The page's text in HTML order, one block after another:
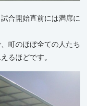
合開始直前には満席に
町のほぼ全ての人たち
るほどです。